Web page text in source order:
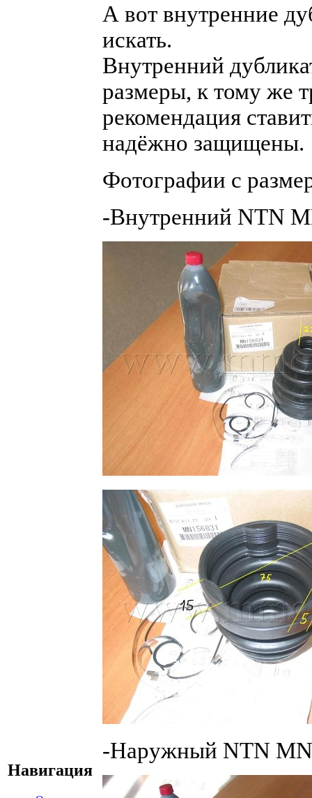
Навигация
А вот внутренние
искать.
Внутренний
размеры, к тому же
рекомендация
надёжно защищены.
Фотографии с
-Внутренний NTN
-Наружный NTN